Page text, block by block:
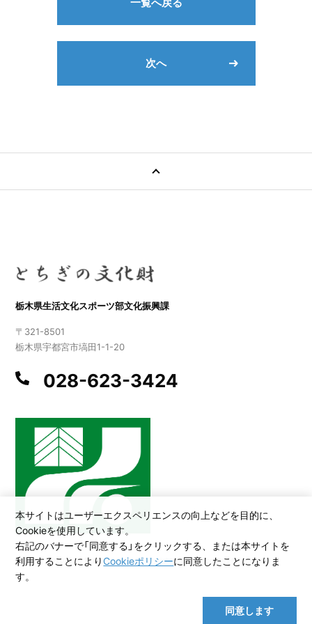
本サイトはユーザーエクスペリエンスの向上などを目的に、
Cookieを使用しています。
右記のバナーで「同意する」をクリックする、または本サイトを
利用することによりCookieポリシーに同意したことになりま
す。
同意します
次へ
栃木県生活文化スポーツ部文化振興課
〒321-8501
栃木県宇都宮市塙田1-1-20
028-623-3424
©2026 All Rights Reserved,Copyright(C)2005.Tochigi Prefecture